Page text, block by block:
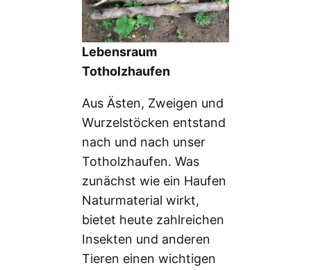
Lebensraum
Totholzhaufen
Aus Ästen, Zweigen und
Wurzelstöcken entstand
nach und nach unser
Totholzhaufen. Was
zunächst wie ein Haufen
Naturmaterial wirkt,
bietet heute zahlreichen
Insekten und anderen
Tieren einen wichtigen